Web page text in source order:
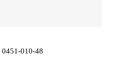
0451-010-48